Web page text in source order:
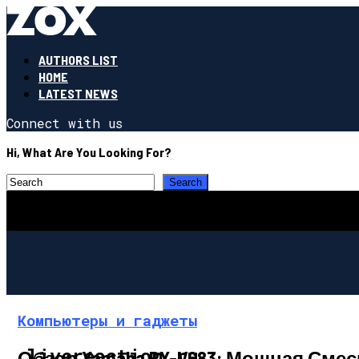
AUTHORS LIST
HOME
LATEST NEWS
Connect with us
Hi, What Are You Looking For?
Компьютеры и гаджеты